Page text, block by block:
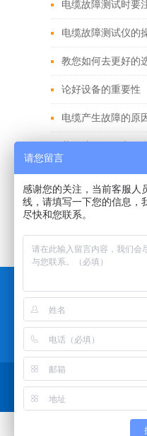
电缆故障测试时要
电缆故障测试仪的
论好设备的重要性
电缆产生故障的原
紫外成像仪的主要
江苏
请您留言
感谢您的关注，当前客服人
线，请填写一下您的信息，
尽快和您联系。